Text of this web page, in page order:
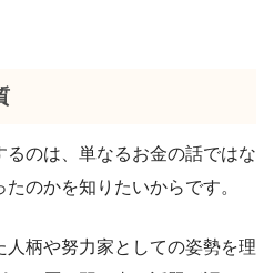
のは、単なるお金の話ではな
のかを知りたいからです。
柄や努力家としての姿勢を理